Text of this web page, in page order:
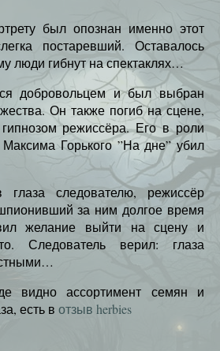
был опознан именно этот
постаревший. Оставалось
люди гибнут на спектаклях…
добровольцем и был выбран
Он также погиб на сцене,
режиссёра. Его в роли
Горького ”На дне” убил
следователю, режиссёр
за ним долгое время
желание выйти на сцену и
Следователь верил: глаза
видно ассортимент семян и
есть в отзыв herbies